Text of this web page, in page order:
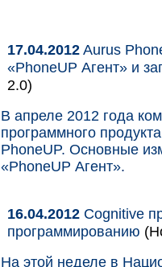
17.04.2012Aurus
«PhoneUP Агент» и
2.0)
В апреле 2012 года
программного
PhoneUP. Основные
«PhoneUP Агент».
16.04.2012 Cognitive
программированию
На этой неделе в